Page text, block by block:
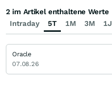
Intraday 5T 1M 3M 1J
2 im Artikel enthaltene Werte
Oracle
07.08.26